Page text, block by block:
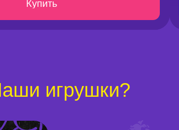
Купить
игрушки?